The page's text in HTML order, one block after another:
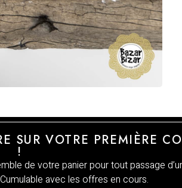
SUR VOTRE PREMIÈRE
!
de votre panier pour tout passage
avec les offres en cours.